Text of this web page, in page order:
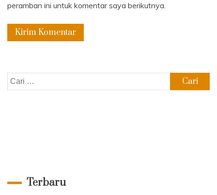
peramban ini untuk komentar saya berikutnya.
Cari
untuk:
Terbaru